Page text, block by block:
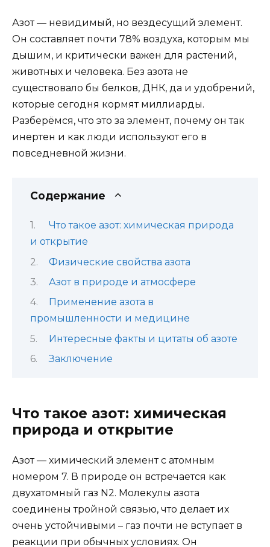
Азот — невидимый, но вездесущий элемент.
Он составляет почти 78% воздуха, которым мы
дышим, и критически важен для растений,
животных и человека. Без азота не
существовало бы белков, ДНК, да и удобрений,
которые сегодня кормят миллиарды.
Разберёмся, что это за элемент, почему он так
инертен и как люди используют его в
повседневной жизни.
Содержание
Что такое азот: химическая природа
и открытие
Физические свойства азота
Азот в природе и атмосфере
Применение азота в
промышленности и медицине
Интересные факты и цитаты об азоте
Заключение
Что такое азот: химическая
природа и открытие
Азот — химический элемент с атомным
номером 7. В природе он встречается как
двухатомный газ N2. Молекулы азота
соединены тройной связью, что делает их
очень устойчивыми – газ почти не вступает в
реакции при обычных условиях. Он